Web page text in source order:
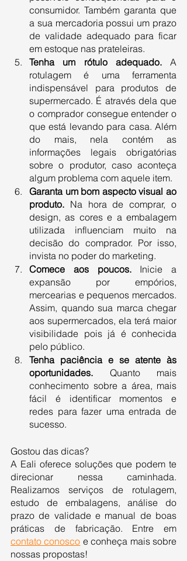
consumidor. Também garanta que
a sua mercadoria possui um prazo
de validade adequado para ficar
em estoque nas prateleiras.
Tenha um rótulo adequado. A
rotulagem é uma ferramenta
indispensável para produtos de
supermercado. É através dela que
o comprador consegue entender o
que está levando para casa. Além
do mais, nela contém as
informações legais obrigatórias
sobre o produtor, caso aconteça
algum problema com aquele item.
Garanta um bom aspecto visual ao
produto. Na hora de comprar, o
design, as cores e a embalagem
utilizada influenciam muito na
decisão do comprador. Por isso,
invista no poder do marketing.
Comece aos poucos. Inicie a
expansão por empórios,
mercearias e pequenos mercados.
Assim, quando sua marca chegar
aos supermercados, ela terá maior
visibilidade pois já é conhecida
pelo público.
Tenha paciência e se atente às
oportunidades. Quanto mais
conhecimento sobre a área, mais
fácil é identificar momentos e
redes para fazer uma entrada de
sucesso.
Gostou das dicas?
A Eali oferece soluções que podem te
direcionar nessa caminhada.
Realizamos serviços de rotulagem,
estudo de embalagens, análise do
prazo de validade e manual de boas
contato conosco e conheça mais sobre
nossas propostas!